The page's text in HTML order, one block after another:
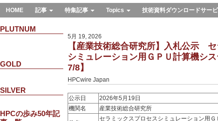
HOME 記事 特集記事 Topics 技術資料ダウンロードサー
PLUTNUM
GOLD
SILVER
HPCの歩み50年記
5月 19, 2026
【産業技術総合研究所】入札公示
シミュレーション用ＧＰＵ計算機シ
7/8】
HPCwire Japan
公示日
2026年5月19日
機関名
産業技術総合研究所
セラミックスプロセスシミュレーション用Ｇ